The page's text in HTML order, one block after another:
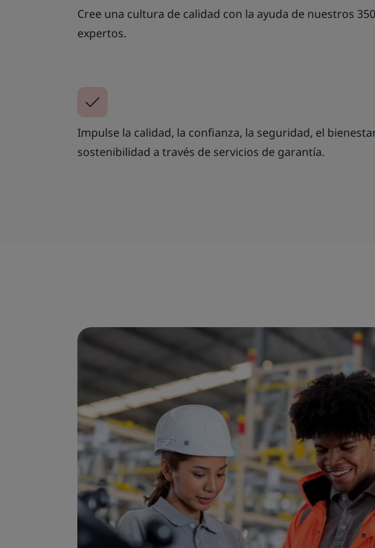
Cree una cultura de calidad con la ayuda de nuestros
expertos.
Impulse la calidad, la confianza, la seguridad, el
sostenibilidad a través de servicios de garantía.